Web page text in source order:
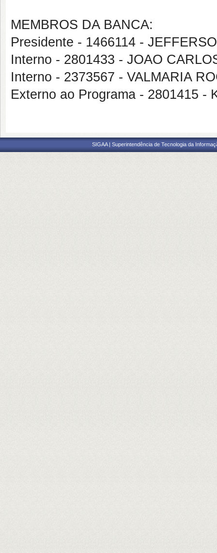
MEMBROS DA BANCA:
Presidente - 1466114 -
Interno - 2801433 - JOAO
Interno - 2373567 - VALMARIA
Externo ao Programa - 2801415 -
SIGAA | Superintendência de Tecnologia da